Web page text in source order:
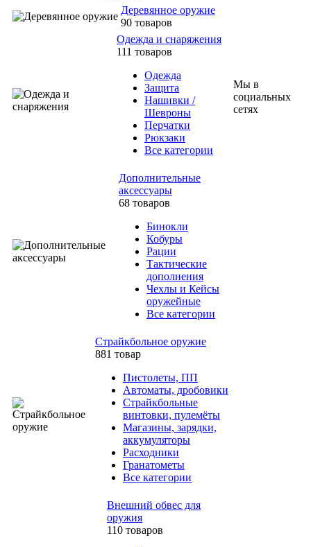
Деревянное оружие
90 товаров
Одежда и снаряжения
111 товаров
Одежда
Защита
Нашивки /
Шевроны
Перчатки
Рюкзаки
Все категории
Дополнительные
аксессуары
68 товаров
Бинокли
Кобуры
Рации
Тактические
дополнения
Чехлы и Кейсы
оружейные
Все категории
Страйкбольное оружие
881 товар
Пистолеты, ПП
Автоматы, дробовики
Страйкбольные
винтовки, пулемёты
Магазины, зарядки,
аккумуляторы
Расходники
Гранатометы
Все категории
Внешний обвес для
оружия
110 товаров
Мы в
социальных
сетях